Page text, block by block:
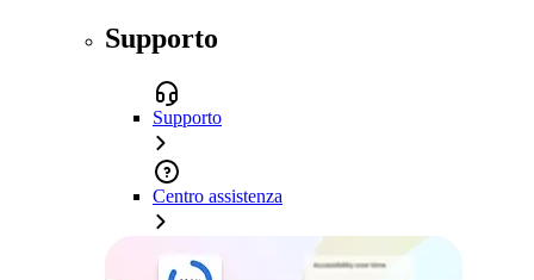
Supporto
Supporto
Centro assistenza